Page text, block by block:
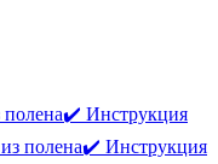
полена✔️ Инструкция